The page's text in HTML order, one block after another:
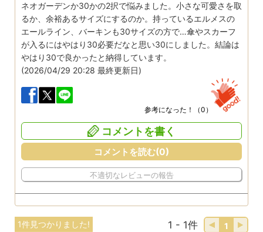
ネオガーデンか30かの2択で悩みました。小さな可愛さを取
るか、余裕あるサイズにするのか。持っているエルメスの
エールライン、バーキンも30サイズの方で…傘やスカーフ
が入るにはやはり30必要だなと思い30にしました。結論は
やはり30で良かったと納得しています。
(2026/04/29 20:28 最終更新日)
参考になった！（0 ）
コメントを書く
コメントを読む(0)
不適切なレビューの報告
1件見つかりました! 1
1 - 1件